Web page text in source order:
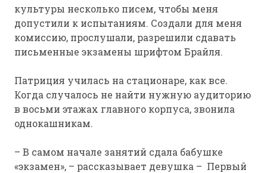
культуры несколько писем, чтобы меня
допустили к испытаниям. Создали для меня
комиссию, прослушали, разрешили сдавать
письменные экзамены шрифтом Брайля.
Патриция училась на стационаре, как все.
Когда случалось не найти нужную аудиторию
в восьми этажах главного корпуса, звонила
однокашникам.
– В самом начале занятий сдала бабушке
«экзамен», – рассказывает девушка – Первый